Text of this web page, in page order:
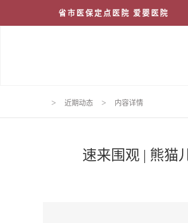
省市医保定点医院 爱婴医院
> 近期动态 > 内容详情
速来围观 | 熊猫